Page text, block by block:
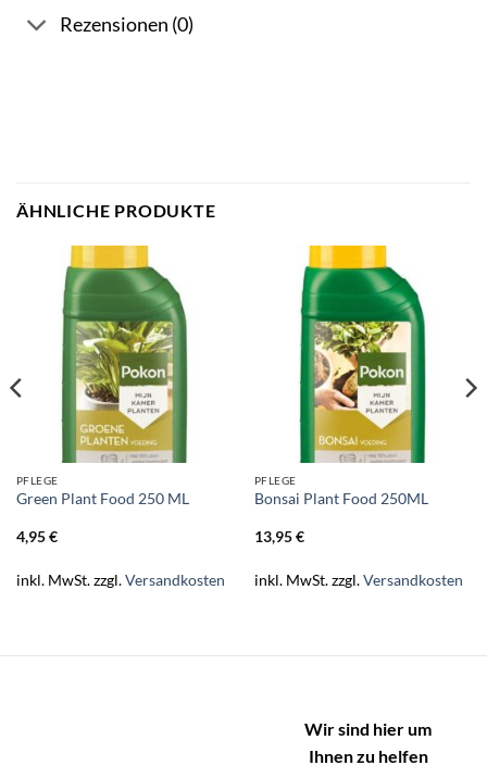
Rezensionen (0)
ÄHNLICHE PRODUKTE
PFLEGE
Green Plant Food 250 ML
4,95€
inkl. MwSt.zzgl.Versandkosten
PFLEGE
Bonsai Plant Food 250ML
13,95€
inkl. MwSt.zzgl.Versandkosten
Wir sind hier um
Ihnen zu helfen